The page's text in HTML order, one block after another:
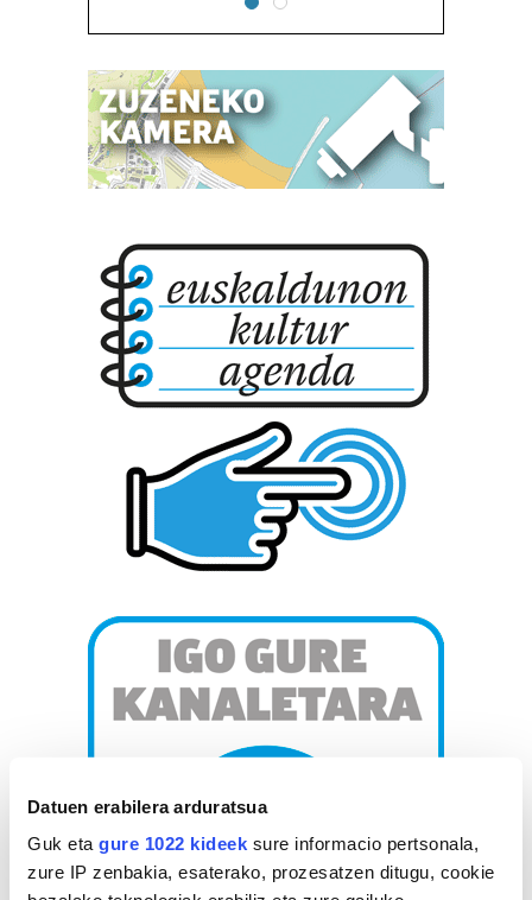
Datuen erabilera arduratsua
Guk eta gure 1022 kideek sure informacio pertsonala,
zure IP zenbakia, esaterako, prozesatzen ditugu, cookie